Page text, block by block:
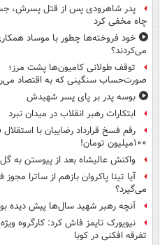
پدر شاهرودی پس از قتل پسرش،
چاه مخفی کرد
خود فروخته‌ها چطور با موساد
می‌کردند؟
توقف طولانی کامیون‌ها پشت مرز؛
صورت‌حساب سنگینی که به اقتصاد
بوسه‌ پدر بر پای پسر شهیدش
ابتکارات رهبر انقلاب در میدان نبرد
رقم فسخ قرارداد رضاییان با
۱۰۰میلیون تومان!
واکنش عالیشاه بعد از پیوستن به
آیا تینا پاکروان بازهم از ساترا مجوز
می‌گیرد؟
آنچه رهبر شهید سال‌ها پیش دیده
نیویورک تایمز فاش کرد: کارگروه
تفرقه افکنی در کوبا